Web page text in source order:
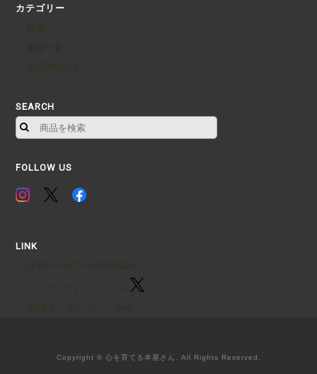
カテゴリー
新着
書籍一覧
法話DVDなど
SEARCH
FOLLOW US
LINK
日本テーラワーダ仏教協会
ブッディストファミリー
WEBサンガジャパン note
Copyright © 心を育てる本屋さん. All Rights Reserved.